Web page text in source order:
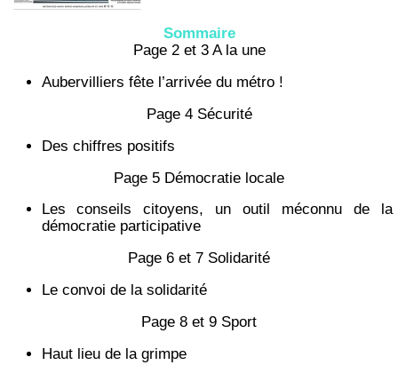
Sommaire
Page 2 et 3 A la une
Aubervilliers fête l’arrivée du métro !
Page 4 Sécurité
Des chiffres positifs
Page 5 Démocratie locale
Les conseils citoyens, un outil méconnu de la
démocratie participative
Page 6 et 7 Solidarité
Le convoi de la solidarité
Page 8 et 9 Sport
Haut lieu de la grimpe